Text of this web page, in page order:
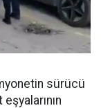
sürücü